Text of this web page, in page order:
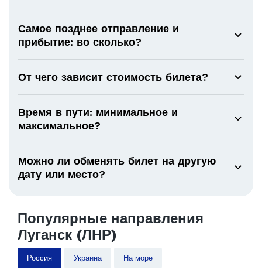
Самое позднее отправление и
прибытие: во сколько?
От чего зависит стоимость билета?
Время в пути: минимальное и
максимальное?
Можно ли обменять билет на другую
дату или место?
Популярные направления
Луганск (ЛНР)
Россия Украина На море